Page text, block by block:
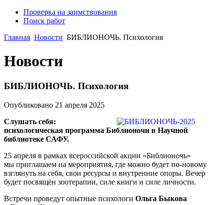
Проверка на заимствования
Поиск работ
Главная Новости БИБЛИОНОЧЬ. Психология
Новости
БИБЛИОНОЧЬ. Психология
Опубликовано 21 апреля 2025
Слушать себя:
психологическая программа Библионочи в Научной
библиотеке САФУ.
25 апреля в рамках всероссийской акции «Библионочь»
мы приглашаем на мероприятия, где можно будет по-новому
взглянуть на себя, свои ресурсы и внутренние опоры. Вечер
будет посвящён зоотерапии, силе книги и силе личности.
Встречи проведут опытные психологи Ольга Быкова